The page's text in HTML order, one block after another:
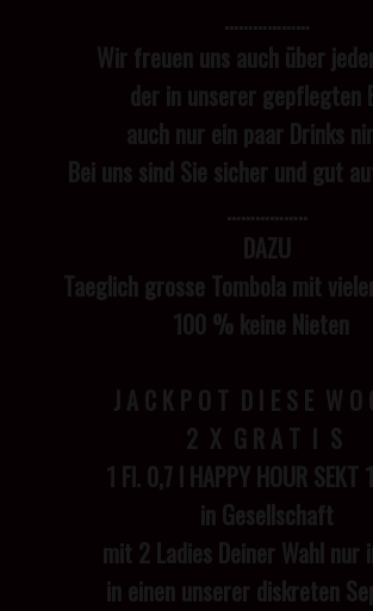
………………
Wir freuen uns auch über
der in unserer gepflegten
auch nur ein paar Drinks
Bei uns sind Sie sicher und gut
……………..
DAZU
Taeglich grosse Tombola mit
100 % keine Nieten
J A C K P O T D I E S E W O
2 X G R A T I S
1 Fl. 0,7 l HAPPY HOUR SEKT
in Gesellschaft
mit 2 Ladies Deiner Wahl nur
in einen unserer diskreten